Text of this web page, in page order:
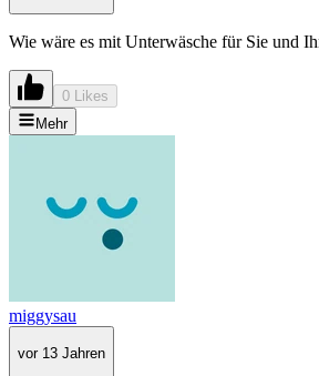
Wie wäre es mit Unterwäsche für Sie und
0 Likes
Mehr
miggysau
vor 13 Jahren